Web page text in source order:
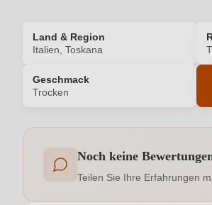
Land & Region
Italien, Toskana
Geschmack
Trocken
Allergene
Geographische Angabe
Noch keine
Teilen Sie Ihre Erfahrungen